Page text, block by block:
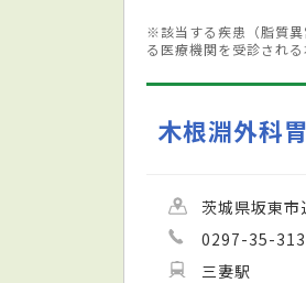
※該当する疾患（脂質
る医療機関を受診され
木根淵外科
茨城県坂東
0297-35-
三妻駅